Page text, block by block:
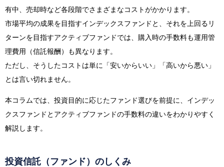
有中、売却時など各段階でさまざまなコストがかかります。
市場平均の成果を目指すインデックスファンドと、それを上回るリ
ターンを目指すアクティブファンドでは、購入時の手数料も運用管
理費用（信託報酬）も異なります。
ただし、そうしたコストは単に「安いからいい」「高いから悪い」
とは言い切れません。
本コラムでは、投資目的に応じたファンド選びを前提に、インデッ
クスファンドとアクティブファンドの手数料の違いをわかりやすく
解説します。
投資信託（ファンド）のしくみ